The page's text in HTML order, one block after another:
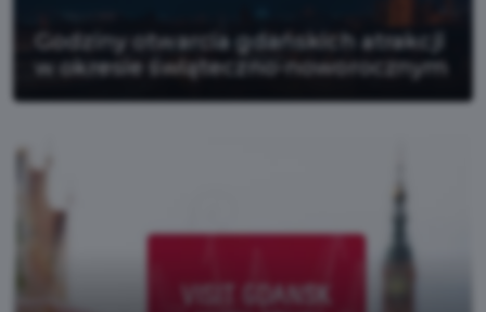
Godziny otwarcia gdańskich atrakcji
w okresie świąteczno-noworocznym